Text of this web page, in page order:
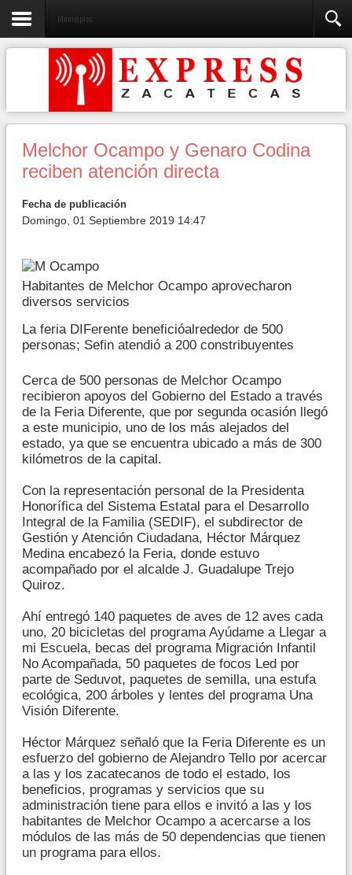
Municipios
Melchor Ocampo y Genaro Codina
reciben atención directa
Fecha de publicación
Domingo, 01 Septiembre 2019 14:47
Habitantes de Melchor Ocampo aprovecharon
diversos servicios
La feria DIFerente beneficióalrededor de 500
personas; Sefin atendió a 200 constribuyentes
Cerca de 500 personas de Melchor Ocampo
recibieron apoyos del Gobierno del Estado a través
de la Feria Diferente, que por segunda ocasión llegó
a este municipio, uno de los más alejados del
estado, ya que se encuentra ubicado a más de 300
kilómetros de la capital.
Con la representación personal de la Presidenta
Honorífica del Sistema Estatal para el Desarrollo
Integral de la Familia (SEDIF), el subdirector de
Gestión y Atención Ciudadana, Héctor Márquez
Medina encabezó la Feria, donde estuvo
acompañado por el alcalde J. Guadalupe Trejo
Quiroz.
Ahí entregó 140 paquetes de aves de 12 aves cada
uno, 20 bicicletas del programa Ayúdame a Llegar a
mi Escuela, becas del programa Migración Infantil
No Acompañada, 50 paquetes de focos Led por
parte de Seduvot, paquetes de semilla, una estufa
ecológica, 200 árboles y lentes del programa Una
Visión Diferente.
Héctor Márquez señaló que la Feria Diferente es un
esfuerzo del gobierno de Alejandro Tello por acercar
a las y los zacatecanos de todo el estado, los
beneficios, programas y servicios que su
administración tiene para ellos e invitó a las y los
habitantes de Melchor Ocampo a acercarse a los
módulos de las más de 50 dependencias que tienen
un programa para ellos.